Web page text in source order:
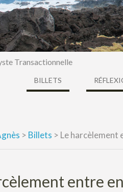
Transactionnelle
BILLETS
> Billets > Le harcèlement
entre